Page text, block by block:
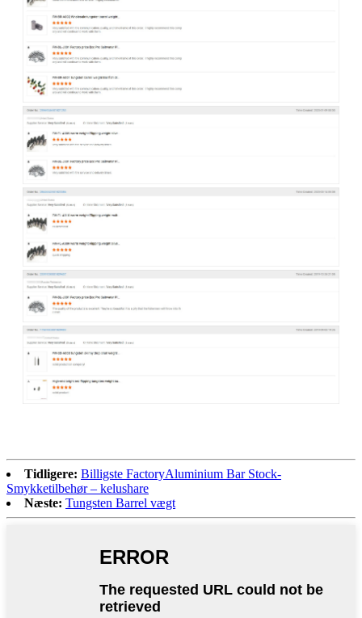
Tidligere: Billigste FactoryAluminium Bar Stock-
Smykketilbehør – kelushare
Næste: Tungsten Barrel vægt